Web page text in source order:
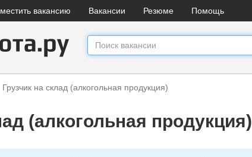
вакансию Вакансии Резюме Помощь
Грузчик на склад (алкогольная продукция)
(алкогольная продукция)